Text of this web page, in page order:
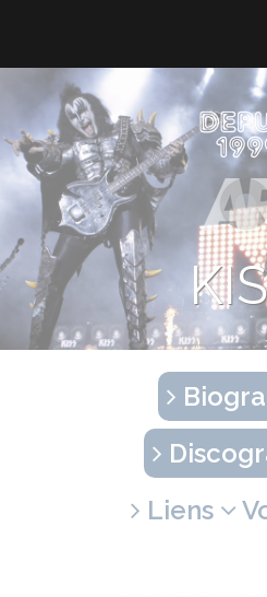
Liens